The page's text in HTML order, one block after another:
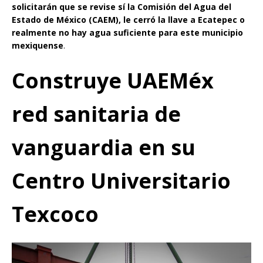
solicitarán que se revise sí la Comisión del Agua del
Estado de México (CAEM), le cerró la llave a Ecatepec o
realmente no hay agua suficiente para este municipio
mexiquense.
Construye UAEMéx
red sanitaria de
vanguardia en su
Centro Universitario
Texcoco